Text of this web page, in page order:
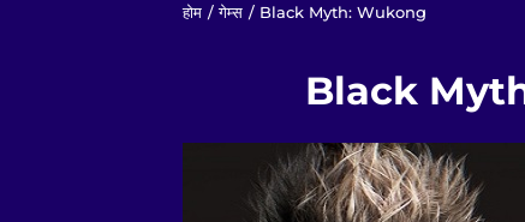
होम /गेम्स / Black Myth: Wukong
Black